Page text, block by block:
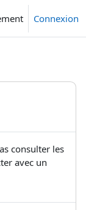
Connexion
consulter les
avec un